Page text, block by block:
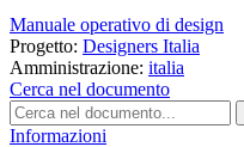
Manuale operativo di design
Progetto: Designers Italia
Amministrazione: italia
Cerca nel documento
Informazioni